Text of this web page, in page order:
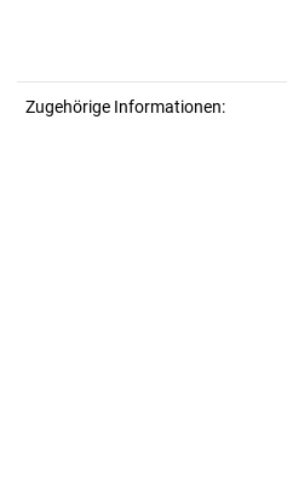
Zugehörige Informationen: